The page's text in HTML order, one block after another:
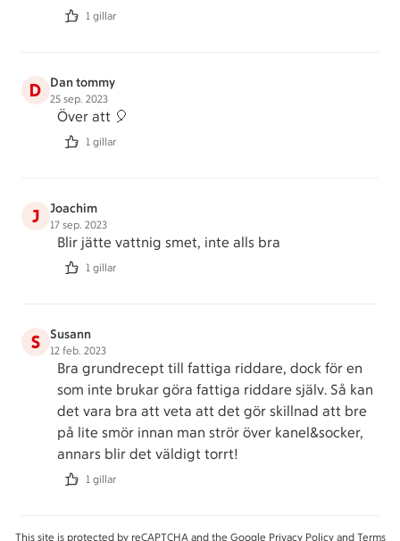
1 gillar
D Dan tommy
25 sep. 2023
Över att 🎈
1 gillar
J Joachim
17 sep. 2023
Blir jätte vattnig smet, inte alls bra
1 gillar
S Susann
12 feb. 2023
Bra grundrecept till fattiga riddare, dock för en
som inte brukar göra fattiga riddare själv. Så kan
det vara bra att veta att det gör skillnad att bre
på lite smör innan man strör över kanel&socker,
annars blir det väldigt torrt!
1 gillar
This site is protected by reCAPTCHA and the Google Privacy Policyand Terms